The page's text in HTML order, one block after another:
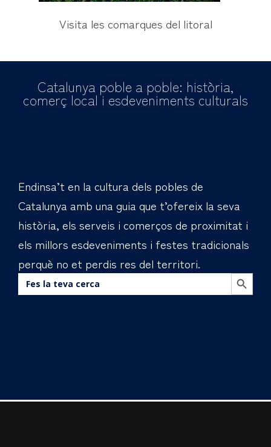
Visita les comarques del litoral
Catalunya poble a poble: història,
comerç local i esdeveniments culturals
Endinsa’t en la cultura dels pobles de
Catalunya amb una guia que t’ofereix la seva
història, els serveis i comerços de proximitat i
els millors esdeveniments i festes tradicionals
perquè no et perdis res del territori.
BOTÓN DE